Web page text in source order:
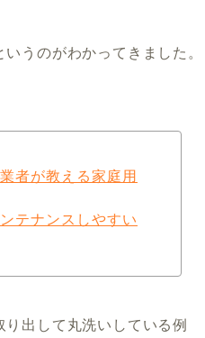
うのがわかってきました。
者が教える家庭用
テナンスしやすい
出して丸洗いしている例